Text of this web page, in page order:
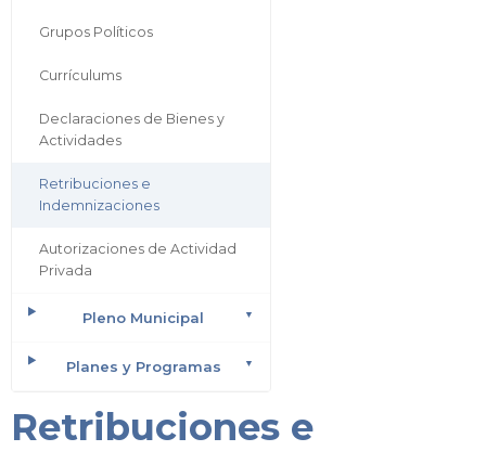
Grupos Políticos
Currículums
Declaraciones de Bienes y
Actividades
Retribuciones e
Indemnizaciones
Autorizaciones de Actividad
Privada
Pleno Municipal
Planes y Programas
Retribuciones e